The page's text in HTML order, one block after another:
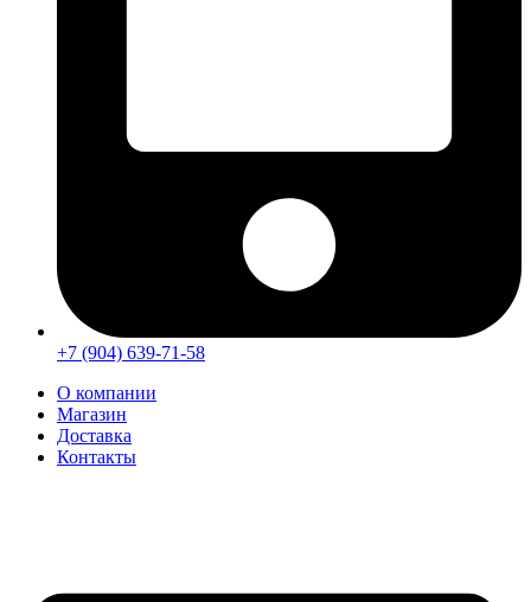
+7 (904) 639-71-58
О компании
Магазин
Доставка
Контакты